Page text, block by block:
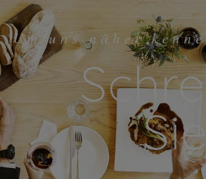
Um uns näher